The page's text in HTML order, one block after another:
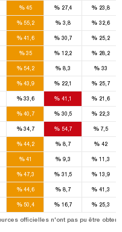
%45 %27,4 % 23,8
%55,2 % 3,8 % 32,6
%41,6 %30,7 % 25,2
%35 %12,2 % 28,2
%54,2 % 8,3 % 33
%43,9 %22,1 % 25,7
%33,6 %41,1 % 21,6
%40,7 %30,5 % 22,3
%34,7 %54,7 %7,5
%44,2 % 8,7 % 42
%41 % 9,3 % 11,3
%47,3 %31,5 % 13,9
%44,6 % 8,7 % 41,3
%50,4 %16,7 % 25,3
officielles n'ont pas pu être